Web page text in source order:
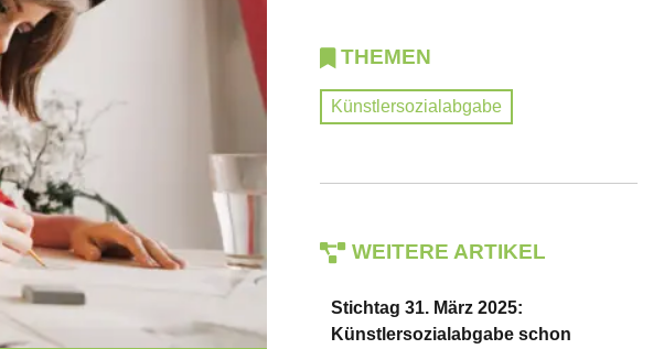
THEMEN
Künstlersozialabgabe
WEITERE ARTIKEL
Stichtag 31. März 2025:
Künstlersozialabgabe schon